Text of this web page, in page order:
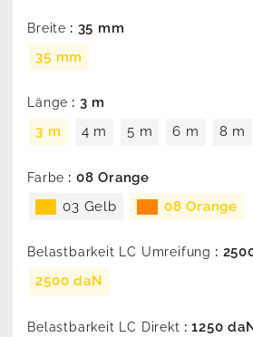
Breite : 35 mm
35 mm
Länge : 3 m
3 m
4 m 5 m 6 m 8 m
Farbe : 08 Orange
03 Gelb
08 Orange
Belastbarkeit LC Umreifung :
2500 daN
Belastbarkeit LC Direkt : 1250